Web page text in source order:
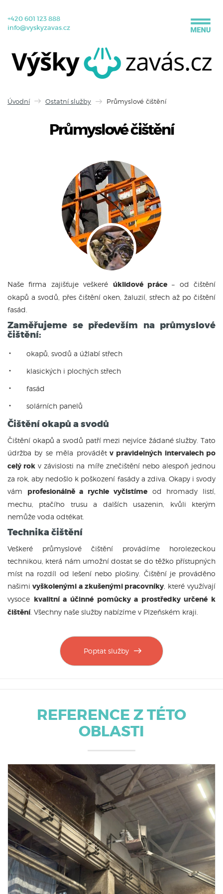
+420 601 123 888
info@vyskyzavas.cz
Úvodní Ostatní služby Průmyslové čištění
Průmyslové čištění
Naše firma zajišťuje veškeré úklidové práce– od čištění
okapů a svodů, přes čištění oken, žaluzií, střech až po čištění
fasád.
Zaměřujeme se především na průmyslové
čištění:
okapů, svodů a úžlabí střech
klasických i plochých střech
fasád
solárních panelů
Čištění okapů a svodů
Čištění okapů a svodů patří mezi nejvíce žádané služby. Tato
údržba by se měla provádětv pravidelných intervalech po
celý rok v závislosti na míře znečištění nebo alespoň jednou
za rok, aby nedošlo k poškození fasády a zdiva. Okapy i svody
vám profesionálně a rychle vyčistímeod hromady listí,
mechu, ptačího trusu a dalších usazenin, kvůli kterým
nemůže voda odtékat.
Technika čištění
Veškeré průmyslové čištění provádíme horolezeckou
technikou, která nám umožní dostat se do těžko přístupných
míst na rozdíl od lešení nebo plošiny. Čištění je prováděno
našimi vyškolenými a zkušenými pracovníky , které využívají
vysoce kvalitní a účinné pomůcky a prostředky určené k
čištění. Všechny naše služby nabízíme v Plzeňském kraji.
Poptat služby
REFERENCE Z TÉTO
OBLASTI